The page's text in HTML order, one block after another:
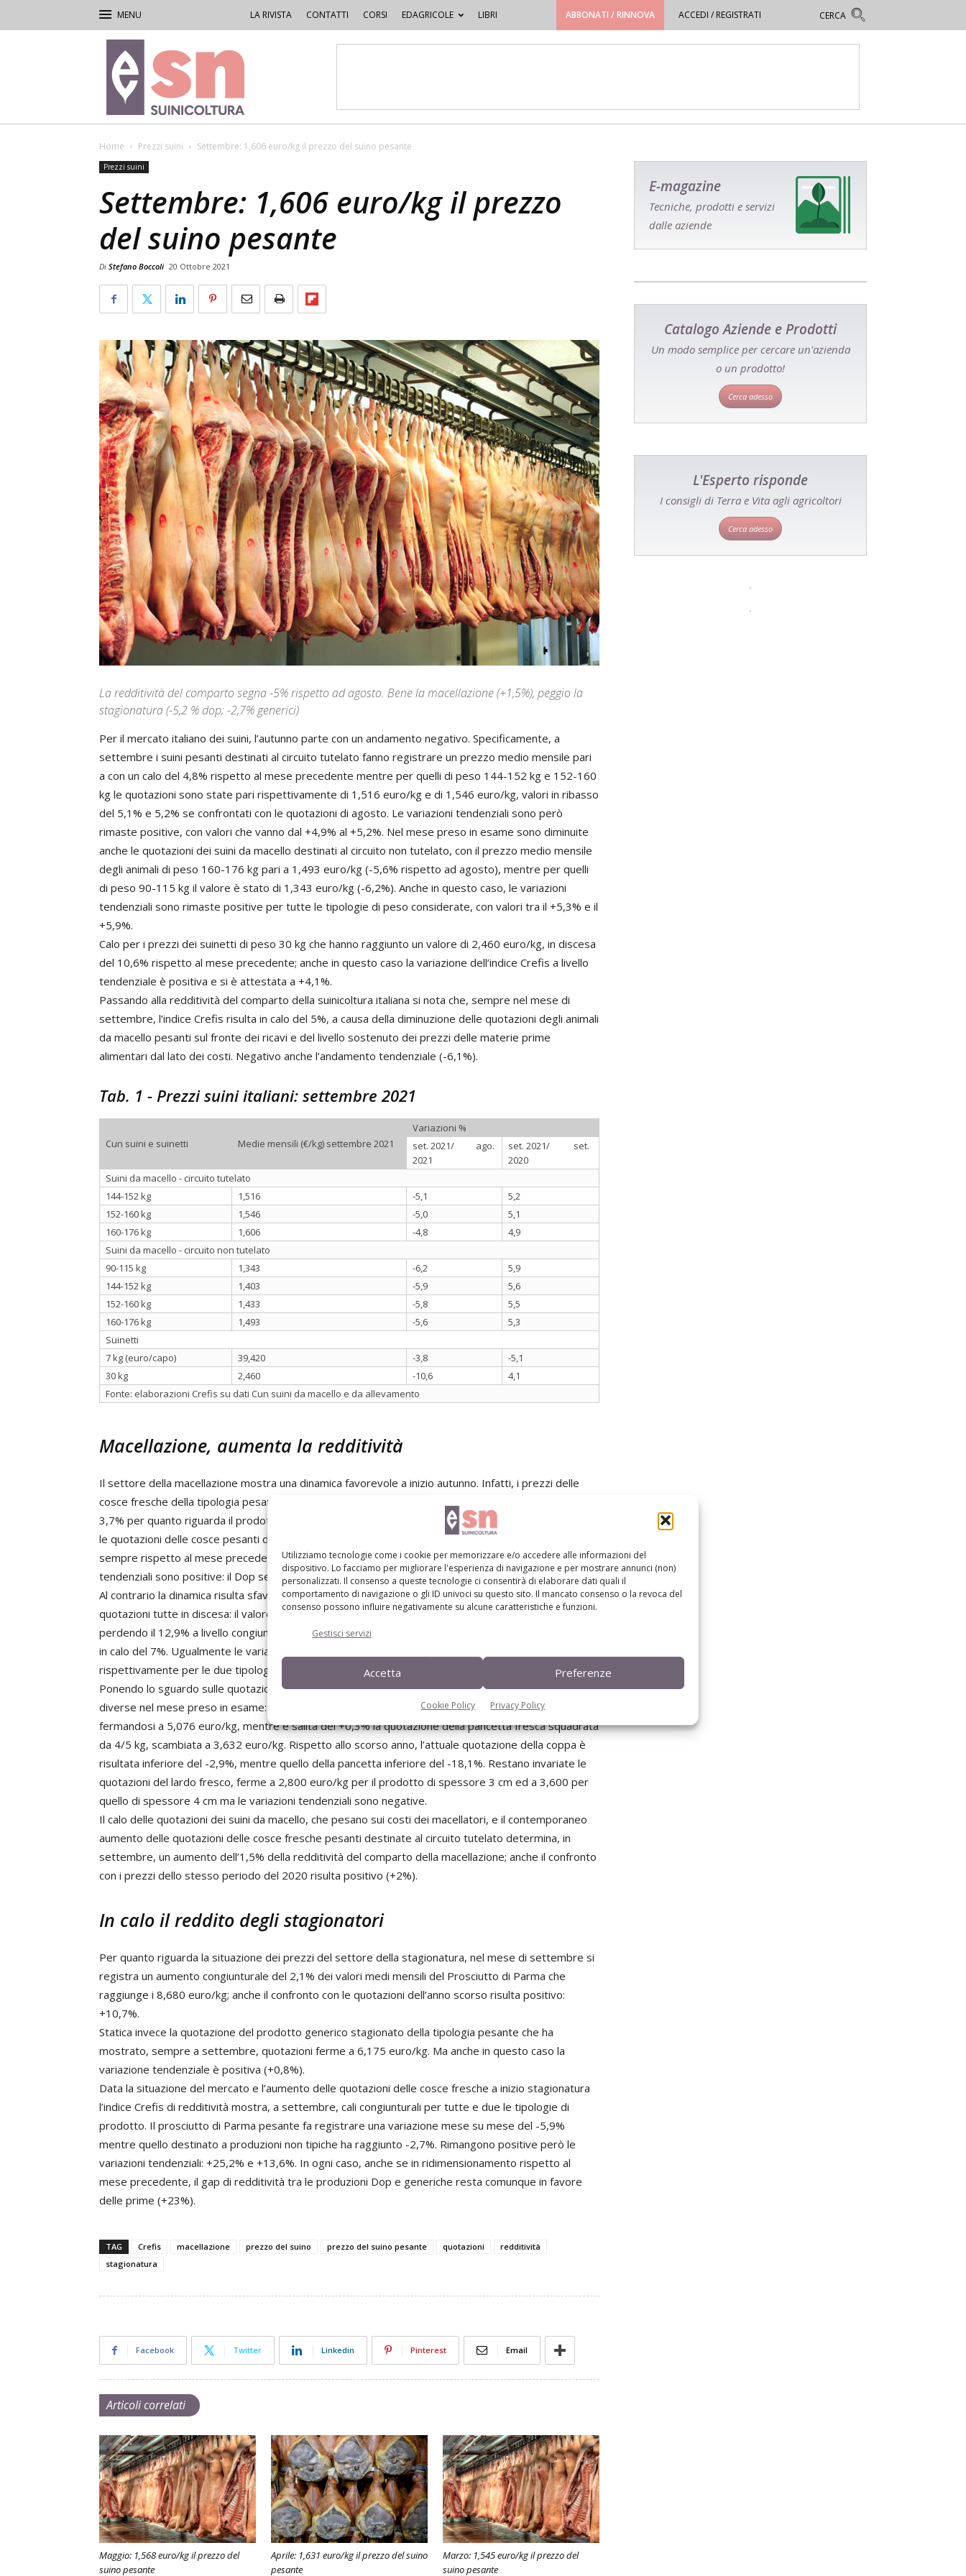
Utilizziamo tecnologie come i cookie per memorizzare e/o accedere alle informazioni del
dispositivo. Lo facciamo per migliorare l'esperienza di navigazione e per mostrare annunci (non)
personalizzati. Il consenso a queste tecnologie ci consentirà di elaborare dati quali il
comportamento di navigazione o gli ID univoci su questo sito. Il mancato consenso o la revoca del
consenso possono influire negativamente su alcune caratteristiche e funzioni.
Gestisci servizi
Accetta Preferenze
Cookie Policy Privacy Policy
LA RIVISTA CONTATTI CORSI EDAGRICOLE LIBRI ABBONATI / RINNOVA ACCEDI / REGISTRATI
Rivista
di
Suinicoltura
Home Prezzi suini Settembre: 1,606 euro/kg il prezzo del suino pesante
Prezzi suini
Settembre: 1,606 euro/kg il prezzo
del suino pesante
Di Stefano Boccoli 20 Ottobre 2021
La redditività del comparto segna -5% rispetto ad agosto. Bene la macellazione (+1,5%), peggio la
stagionatura (-5,2 % dop; -2,7% generici)
Per il mercato italiano dei suini, l’autunno parte con un andamento negativo. Specificamente, a
settembre i suini pesanti destinati al circuito tutelato fanno registrare un prezzo medio mensile pari
a con un calo del 4,8% rispetto al mese precedente mentre per quelli di peso 144-152 kg e 152-160
kg le quotazioni sono state pari rispettivamente di 1,516 euro/kg e di 1,546 euro/kg, valori in ribasso
del 5,1% e 5,2% se confrontati con le quotazioni di agosto. Le variazioni tendenziali sono però
rimaste positive, con valori che vanno dal +4,9% al +5,2%. Nel mese preso in esame sono diminuite
anche le quotazioni dei suini da macello destinati al circuito non tutelato, con il prezzo medio mensile
degli animali di peso 160-176 kg pari a 1,493 euro/kg (-5,6% rispetto ad agosto), mentre per quelli
di peso 90-115 kg il valore è stato di 1,343 euro/kg (-6,2%). Anche in questo caso, le variazioni
tendenziali sono rimaste positive per tutte le tipologie di peso considerate, con valori tra il +5,3% e il
+5,9%.
Calo per i prezzi dei suinetti di peso 30 kg che hanno raggiunto un valore di 2,460 euro/kg, in discesa
del 10,6% rispetto al mese precedente; anche in questo caso la variazione dell’indice Crefis a livello
tendenziale è positiva e si è attestata a +4,1%.
Passando alla redditività del comparto della suinicoltura italiana si nota che, sempre nel mese di
settembre, l’indice Crefis risulta in calo del 5%, a causa della diminuzione delle quotazioni degli animali
da macello pesanti sul fronte dei ricavi e del livello sostenuto dei prezzi delle materie prime
alimentari dal lato dei costi. Negativo anche l’andamento tendenziale (-6,1%).
Tab. 1 - Prezzi suini italiani: settembre 2021
Cun suini e suinetti Medie mensili (€/kg) settembre 2021
Variazioni %
set. 2021/ ago.
2021
set. 2021/ set.
2020
Suini da macello - circuito tutelato
144-152 kg
1,516 -5,1
5,2
152-160 kg
1,546 -5,0
5,1
160-176 kg
1,606 -4,8
4,9
Suini da macello - circuito non tutelato
90-115 kg
1,343 -6,2
5,9
144-152 kg
1,403 -5,9
5,6
152-160 kg
1,433 -5,8
5,5
160-176 kg
1,493 -5,6
5,3
Suinetti
7 kg (euro/capo)
39,420 -3,8
-5,1
30 kg
2,460 -10,6
4,1
Fonte: elaborazioni Crefis su dati Cun suini da macello e da allevamento
Macellazione, aumenta la redditività
Il settore della macellazione mostra una dinamica favorevole a inizio autunno. Infatti, i prezzi delle
cosce fresche della tipologia pesante fanno registrare una crescita a livello congiunturale Dop del
3,7% per quanto riguarda il prodotto Dop che raggiunge un valore di 4,730 euro/kg. Analogamente,
le quotazioni delle cosce pesanti destinate al prodotto generico sono cresciute a settembre,
sempre rispetto al mese precedente, del 3,5% per un valore di 4,078 euro/kg. Anche le variazioni
tendenziali sono positive: il Dop segna +26,4% mentre il prodotto generico +31,9%.
Al contrario la dinamica risulta sfavorevole per il mercato dei lombi che a settembre mostra
quotazioni tutte in discesa: il valore medio mensile del taglio Padova si è fermato a 3,570 euro/kg
perdendo il 12,9% a livello congiunturale mentre il taglio Bologna ha fatto registrare una quotazione
in calo del 7%. Ugualmente le variazioni tendenziali sono risultate negative: -7,9% e -9,6%
rispettivamente per le due tipologie di taglio.
Ponendo lo sguardo sulle quotazioni delle altre tipologie di tagli freschi si registrano dinamiche
diverse nel mese preso in esame: il prezzo della coppa fresca refilata da 2,5 kg è sceso del -1,8%,
fermandosi a 5,076 euro/kg, mentre è salita del +0,3% la quotazione della pancetta fresca squadrata
da 4/5 kg, scambiata a 3,632 euro/kg. Rispetto allo scorso anno, l’attuale quotazione della coppa è
risultata inferiore del -2,9%, mentre quello della pancetta inferiore del -18,1%. Restano invariate le
quotazioni del lardo fresco, ferme a 2,800 euro/kg per il prodotto di spessore 3 cm ed a 3,600 per
quello di spessore 4 cm ma le variazioni tendenziali sono negative.
Il calo delle quotazioni dei suini da macello, che pesano sui costi dei macellatori, e il contemporaneo
aumento delle quotazioni delle cosce fresche pesanti destinate al circuito tutelato determina, in
settembre, un aumento dell’1,5% della redditività del comparto della macellazione; anche il confronto
con i prezzi dello stesso periodo del 2020 risulta positivo (+2%).
In calo il reddito degli stagionatori
Per quanto riguarda la situazione dei prezzi del settore della stagionatura, nel mese di settembre si
registra un aumento congiunturale del 2,1% dei valori medi mensili del Prosciutto di Parma che
raggiunge i 8,680 euro/kg; anche il confronto con le quotazioni dell’anno scorso risulta positivo:
+10,7%.
Statica invece la quotazione del prodotto generico stagionato della tipologia pesante che ha
mostrato, sempre a settembre, quotazioni ferme a 6,175 euro/kg. Ma anche in questo caso la
variazione tendenziale è positiva (+0,8%).
Data la situazione del mercato e l’aumento delle quotazioni delle cosce fresche a inizio stagionatura
l’indice Crefis di redditività mostra, a settembre, cali congiunturali per tutte e due le tipologie di
prodotto. Il prosciutto di Parma pesante fa registrare una variazione mese su mese del -5,9%
mentre quello destinato a produzioni non tipiche ha raggiunto -2,7%. Rimangono positive però le
variazioni tendenziali: +25,2% e +13,6%. In ogni caso, anche se in ridimensionamento rispetto al
mese precedente, il gap di redditività tra le produzioni Dop e generiche resta comunque in favore
delle prime (+23%).
TAG Crefis macellazione prezzo del suino prezzo del suino pesante quotazioni
redditività
stagionatura
Facebook Twitter Linkedin Pinterest Email
Articoli correlati
Maggio: 1,568 euro/kg il prezzo del
suino pesante
Aprile: 1,631 euro/kg il prezzo del suino
pesante
Marzo: 1,545 euro/kg il prezzo del
suino pesante
E-magazine
Tecniche, prodotti e servizi
dalle aziende
Catalogo Aziende e Prodotti
Un modo semplice per cercare un'azienda
o un prodotto!
Cerca adesso
L'Esperto risponde
I consigli di Terra e Vita agli agricoltori
Cerca adesso